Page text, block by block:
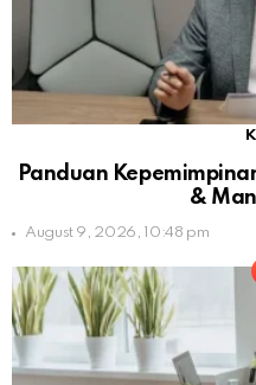
Panduan
&
August 9, 2026, 10:48 pm